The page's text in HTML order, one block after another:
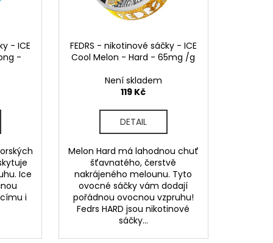
- ICE
-
Ice
i
FEDRS - nikotinové sáčky - ICE
Cool Melon - Hard - 65mg /g
Není skladem
119 Kč
DETAIL
Melon Hard má lahodnou chuť
šťavnatého, čerstvě
nakrájeného melounu. Tyto
ovocné sáčky vám dodají
pořádnou ovocnou vzpruhu!
Fedrs HARD jsou nikotinové
sáčky...
PŘEDNAPLNĚNÁ